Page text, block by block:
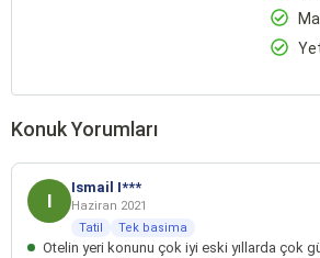
Konuk Yorumları
I
Ismail I***
Haziran 2021
Tatil
Tek basima
Otelin yeri konunu çok iyi eski yıllarda çok